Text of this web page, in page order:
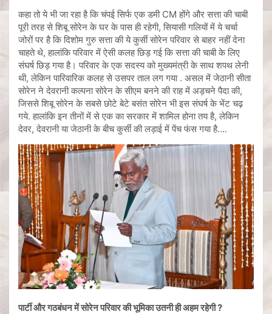
कहा तो ये भी जा रहा है कि चंपई सिर्फ एक डमी CM होंगे और सत्ता की चाबी
पूरी तरह से शिबू सोरेन के घर के पास ही रहेगी, सियासी गलियों में ये चर्चा
जोरों पर है कि दिशोम गुरु सत्ता की ये कुर्सी सोरेन परिवार से बाहर नहीं देना
चाहते थे, हालांकि परिवार में ऐसी कलह छिड़ गई कि सत्ता की चाबी के लिए
संघर्ष छिड़ गया है। परिवार के एक सदस्य को मुख्यमंत्री के साथ शपथ लेनी
थी, लेकिन पारिवारिक कलह से उसपर ताल लग गया . असल में जेठानी सीता
सोरेन ने देवरानी कल्पना सोरेन के सीएम बनने की राह में अड़चने पैदा की,
जिससे शिबू सोरेन के सबसे छोटे बेटे बसंत सोरेन भी इस संघर्ष के भेंट चढ़
गये. हालांकि इन तीनों में से एक का सरकार में शामिल होना तय है, लेकिन
देवर, देवरानी या जेठानी के बीच कुर्सी की लड़ाई में पेंच फंस गया है….
पार्टी और गठबंधन में सोरेन परिवार की भूमिका उतनी ही अहम रहेगी ?